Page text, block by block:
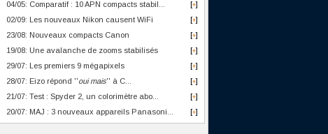
[+]
04/05: Comparatif : 10 APN compacts stabil...
[+]
02/09: Les nouveaux Nikon causent WiFi
[+]
23/08: Nouveaux compacts Canon
[+]
19/08: Une avalanche de zooms stabilisés
[+]
29/07: Les premiers 9 mégapixels
[+]
28/07: Eizo répond ''oui mais'' à C...
[+]
21/07: Test : Spyder 2, un colorimètre abo...
[+]
20/07: MAJ : 3 nouveaux appareils Panasoni...